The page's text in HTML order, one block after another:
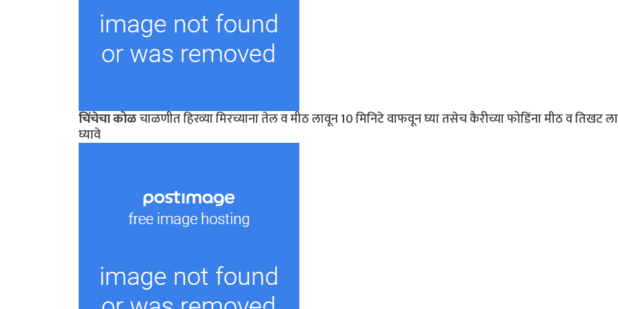
चिंचेचा कोळचाळणीत हिरव्या मिरच्याना तेल व मीठ लावून 10 मिनिटे वाफवून घ्या तसेच कैरीच्या फोडिंना मीठ व तिखट
घ्यावे